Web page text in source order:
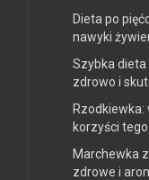
Dieta po
nawyki
Szybka
zdrowo i
korzyści
Marchewka
zdrowe i